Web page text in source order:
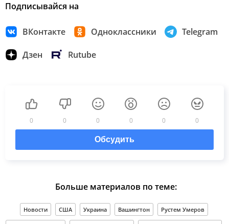
Подписывайся на
ВКонтакте Одноклассники Telegram
Дзен Rutube
0 0 0 0 0 0
Обсудить
Больше материалов по теме:
Новости США Украина Вашингтон Рустем Умеров